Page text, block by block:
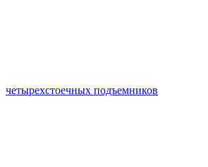
четырехстоечных подъемников